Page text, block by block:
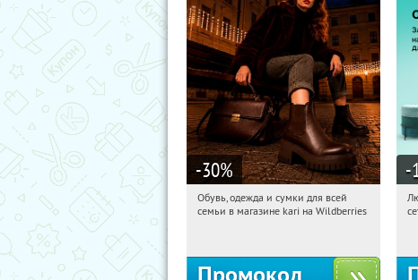
-30%
07:00:17 Получили:
Обувь, одежда и сумки для всей
семьи в магазине kari на Wildberries
-